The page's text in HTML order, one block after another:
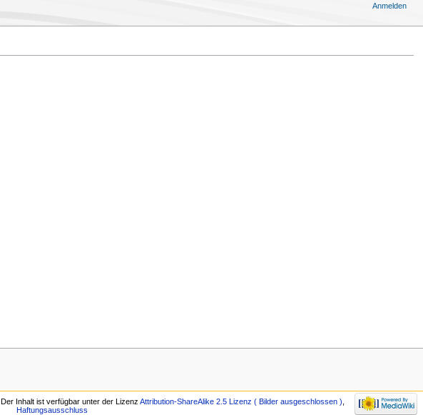
Anmelden
Der Inhalt ist verfügbar unter der Lizenz Attribution-ShareAlike 2.5 Lizenz ( Bilder ausgeschlossen )
Haftungsausschluss